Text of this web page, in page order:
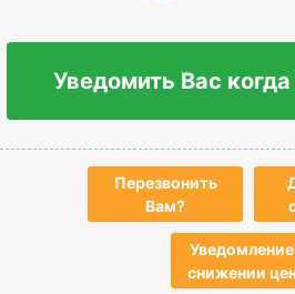
Уведомить Вас
Перезвонить
Вам?
снижении